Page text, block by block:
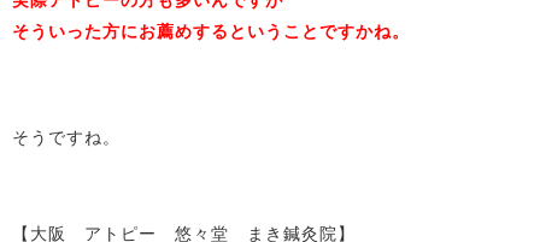
そういった方にお薦めするということですかね。
そうですね。
【大阪 アトピー 悠々堂 まき鍼灸院】